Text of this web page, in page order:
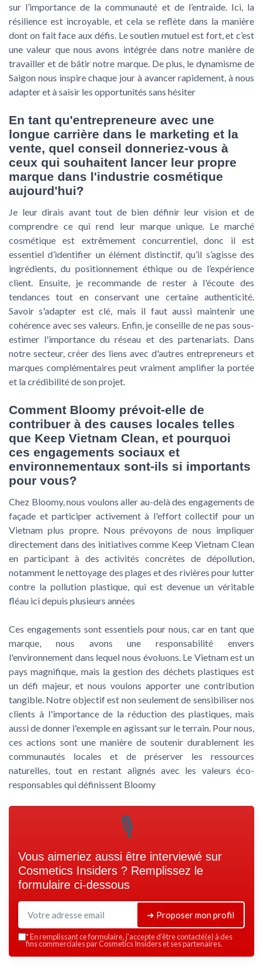
sur l’importance de la communauté et de l’entraide. Ici, la
résilience est incroyable, et cela se reflète dans la manière
dont on fait face aux défis. Le soutien mutuel est fort, et c’est
une valeur que nous avons intégrée dans notre manière de
travailler et de bâtir notre marque. De plus, le dynamisme de
Saigon nous inspire chaque jour à avancer rapidement, à nous
adapter et à saisir les opportunités sans hésiter
En tant qu'entrepreneure avec une
longue carrière dans le marketing et la
vente, quel conseil donneriez-vous à
ceux qui souhaitent lancer leur propre
marque dans l'industrie cosmétique
aujourd'hui?
Je leur dirais avant tout de bien définir leur vision et de
comprendre ce qui rend leur marque unique. Le marché
cosmétique est extrêmement concurrentiel, donc il est
essentiel d’identifier un élément distinctif, qu’il s’agisse des
ingrédients, du positionnement éthique ou de l’expérience
client. Ensuite, je recommande de rester à l'écoute des
tendances tout en conservant une certaine authenticité.
Savoir s'adapter est clé, mais il faut aussi maintenir une
cohérence avec ses valeurs. Enfin, je conseille de ne pas sous-
estimer l'importance du réseau et des partenariats. Dans
notre secteur, créer des liens avec d'autres entrepreneurs et
marques complémentaires peut vraiment amplifier la portée
et la crédibilité de son projet.
Comment Bloomy prévoit-elle de
contribuer à des causes locales telles
que Keep Vietnam Clean, et pourquoi
ces engagements sociaux et
environnementaux sont-ils si importants
pour vous?
Chez Bloomy, nous voulons aller au-delà des engagements de
façade et participer activement à l'effort collectif pour un
Vietnam plus propre. Nous prévoyons de nous impliquer
directement dans des initiatives comme Keep Vietnam Clean
en participant à des activités concrètes de dépollution,
notamment le nettoyage des plages et des rivières pour lutter
contre la pollution plastique, qui est devenue un véritable
fléau ici depuis plusieurs années
Ces engagements sont essentiels pour nous, car en tant que
marque, nous avons une responsabilité envers
l'environnement dans lequel nous évoluons. Le Vietnam est un
pays magnifique, mais la gestion des déchets plastiques est
un défi majeur, et nous voulons apporter une contribution
tangible. Notre objectif est non seulement de sensibiliser nos
clients à l'importance de la réduction des plastiques, mais
aussi de donner l'exemple en agissant sur le terrain. Pour nous,
ces actions sont une manière de soutenir durablement les
communautés locales et de préserver les ressources
naturelles, tout en restant alignés avec les valeurs éco-
responsables qui définissent Bloomy
🎙
Vous aimeriez aussi être interviewé sur
Cosmetics Insiders ? Remplissez le
formulaire ci-dessous
➔ Proposer mon profil
*En remplissant ce formulaire, j’accepte d’être contacté(e) à des
fins commerciales par Cosmetics Insiders et ses partenaires.